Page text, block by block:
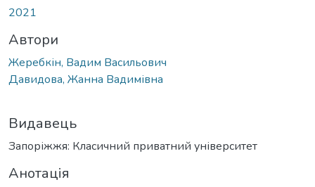
2021
Автори
Жеребкін, Вадим Васильович
Давидова, Жанна Вадимівна
Видавець
Запоріжжя: Класичний приватний університет
Анотація